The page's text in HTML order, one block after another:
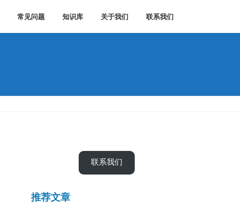
常见问题 知识库 关于我们 联系我们
联系我们
推荐文章